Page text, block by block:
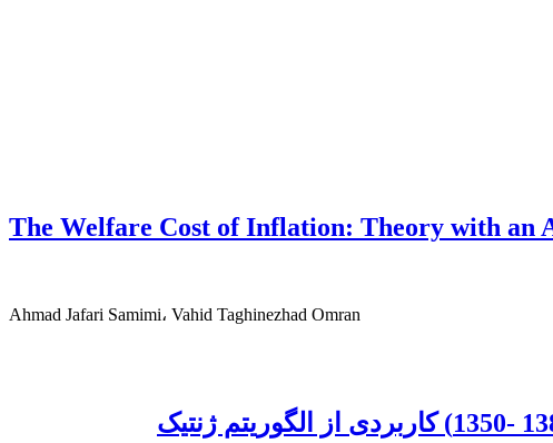
The Welfare Cost of Inflation: Theory with
Ahmad Jafari Samimi، Vahid Taghinezhad Omran